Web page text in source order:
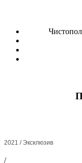
2021 / Эксклюзив
/